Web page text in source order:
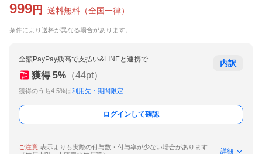
999 円 送料無料 （全国一律）
条件により送料が異なる場合があります。
全額PayPay残高で支払い&LINEと連携で
獲得 5% （44pt）
獲得のうち4.5%は利用先・期間限定
内訳
ログインして確認
ご注意 表示よりも実際の付与数・付与率が少ない場合があります
詳細